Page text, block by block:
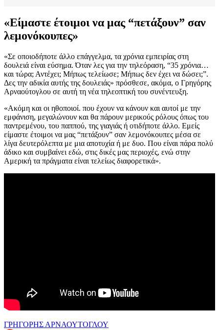
«Είμαστε έτοιμοι να μας “πετάξουν” σαν
λεμονόκουπες»
«Σε οποιοδήποτε άλλο επάγγελμα, τα χρόνια εμπειρίας στη
δουλειά είναι εύσημα. Όταν λες για την τηλεόραση, “35 χρόνια…
και τώρα; Αντέχει; Μήπως τελείωσε; Μήπως δεν έχει να δώσει;”.
Δες την αδικία αυτής της δουλειάς» πρόσθεσε, ακόμα, ο Γρηγόρης
Αρναούτογλου σε αυτή τη νέα τηλεοπτική του συνέντευξη.
«Ακόμη και οι ηθοποιοί. που έχουν να κάνουν και αυτοί με την
εμφάνιση, μεγαλώνουν και θα πάρουν μερικούς ρόλους όπως του
παντρεμένου, του παππού, της γιαγιάς ή οτιδήποτε άλλο. Εμείς
είμαστε έτοιμοι να μας “πετάξουν” σαν λεμονόκουπες μέσα σε
λίγα δευτερόλεπτα με μια αποτυχία ή με δυο. Που είναι πάρα πολύ
άδικο και συμβαίνει εδώ, στις δικές μας περιοχές, ενώ στην
Αμερική τα πράγματα είναι τελείως διαφορετικά».
ΓΡΗΓΟΡΗΣ ΑΡΝΑΟΥΤΟΓΛΟΥ